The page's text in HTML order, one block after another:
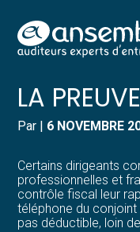
Aller
au
Créer et reprendre
Gérer votre quotidien
Piloter votre
Développer votre
Construire votre
Pilotez votre gestion
Suivre votre
Gérer vos
Dématérialiser vos
LA
Par | 6 NOVEMBRE
Certains dirigeants
professionnelles et
contrôle fiscal leur
téléphone du conjoint
pas déductible, loin